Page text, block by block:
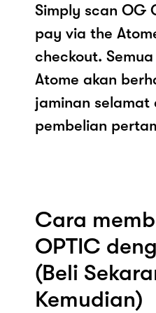
Simply scan OG
pay via the
checkout.
Atome akan
jaminan
pembelian
Cara
OPTIC
(Beli
Kemudian)